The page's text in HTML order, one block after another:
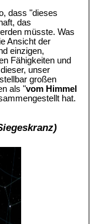
dass "dieses
das
müsste. Was
Ansicht der
einzigen,
Fähigkeiten und
unser
großen
als "vom Himmel
hat.